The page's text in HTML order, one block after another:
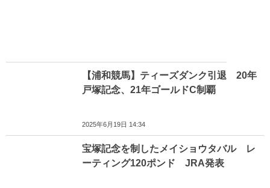
【浦和競馬】ティーズダンク引退 20年
戸塚記念、21年ゴールドC制覇
2025年6月19日 14:34
宝塚記念を制したメイショウタバル レ
ーティング120ポンド JRA発表